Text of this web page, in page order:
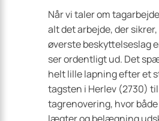
Når vi taler om
alt det arbejde, der
øverste beskyttelseslag
ser ordentligt ud. Det
helt lille lapning efter et
tagsten i Herlev (2730)
tagrenovering, hvor